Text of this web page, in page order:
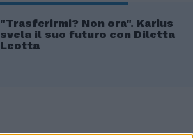
"Trasferirmi? Non ora". Karius
svela il suo futuro con Diletta
Leotta